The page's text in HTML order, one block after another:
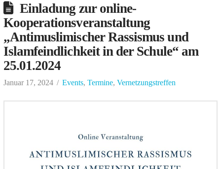
Einladung zur online-
Kooperationsveranstaltung
„Antimuslimischer Rassismus und
Islamfeindlichkeit in der Schule“ am
25.01.2024
Januar 17, 2024 Events, Termine, Vernetzungstreffen